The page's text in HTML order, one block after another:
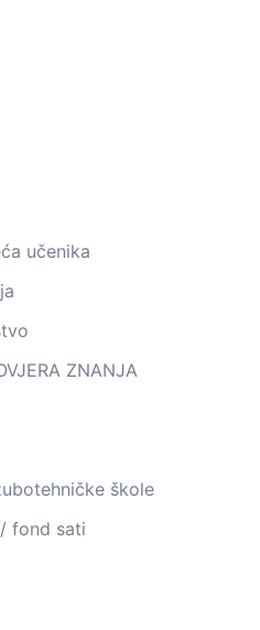
učenika
ZNANJA
škole
fond sati